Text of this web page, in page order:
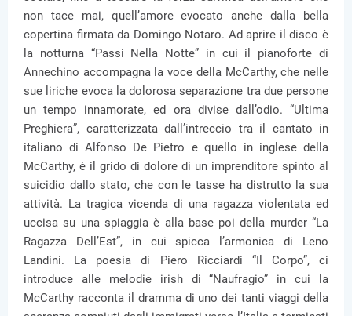
non tace mai, quell’amore evocato anche dalla bella
copertina firmata da Domingo Notaro. Ad aprire il disco è
la notturna “Passi Nella Notte” in cui il pianoforte di
Annechino accompagna la voce della McCarthy, che nelle
sue liriche evoca la dolorosa separazione tra due persone
un tempo innamorate, ed ora divise dall’odio. “Ultima
Preghiera”, caratterizzata dall’intreccio tra il cantato in
italiano di Alfonso De Pietro e quello in inglese della
McCarthy, è il grido di dolore di un imprenditore spinto al
suicidio dallo stato, che con le tasse ha distrutto la sua
attività. La tragica vicenda di una ragazza violentata ed
uccisa su una spiaggia è alla base poi della murder “La
Ragazza Dell’Est”, in cui spicca l’armonica di Leno
Landini. La poesia di Piero Ricciardi “Il Corpo”, ci
introduce alle melodie irish di “Naufragio” in cui la
McCarthy racconta il dramma di uno dei tanti viaggi della